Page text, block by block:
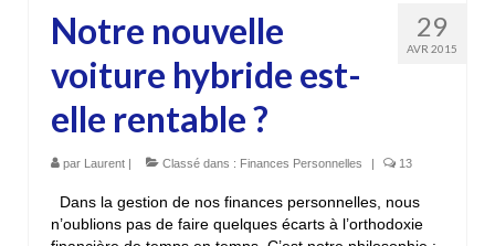
29
AVR 2015
Notre nouvelle
voiture hybride est-
elle rentable ?
par Laurent | Classé dans : Finances Personnelles | 13
Dans la gestion de nos finances personnelles, nous
n’oublions pas de faire quelques écarts à l’orthodoxie